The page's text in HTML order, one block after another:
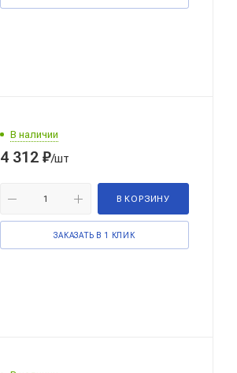
В наличии
4 312 ₽/шт
В КОРЗИНУ
ЗАКАЗАТЬ В 1 КЛИК